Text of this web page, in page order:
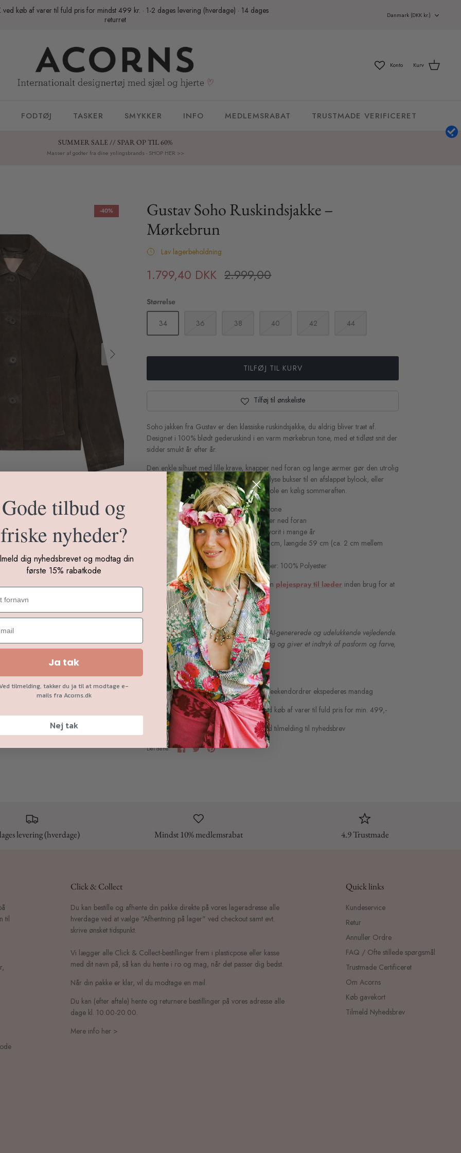
køb af varer til fuld pris for mindst 499 kr. · 1-2 dages levering (hverdage) · 14 dages
returret
Valuta
Danmark (DKK kr.)
Konto Kurv
FODTØJ TASKER SMYKKER INFO MEDLEMSRABAT TRUSTMADE VERIFICERET
SUMMER SALE // SPAR OP TIL 60%
Masser af godter fra dine ynlingsbrands - SHOP HER >>
-40%
Gustav Soho Ruskindsjakke –
Mørkebrun
Lav lagerbeholdning
1.799,40 DKK 2.999,00
Størrelse
34 36 38 40 42 44
TILFØJ TIL KURV
Tilføj til ønskeliste
Soho jakken fra Gustav er den klassiske ruskindsjakke, du aldrig bliver træt af.
Designet i 100% blødt gederuskind i en varm mørkebrun tone, med et tidløst snit der
sidder smukt år efter år.
Den enkle silhuet med lille krave, knapper ned foran og lange ærmer gør den utrolig
alsidig — kast den over en hvid t-shirt og lyse bukser til en afslappet bylook, eller
brug den som det elegante lag over en kjole en kølig sommeraften.
100% gedesuede i varm mole-brun tone
Klassisk snit med lille krave og knapper ned foran
Tidløs og alsidig — en garderobefavorit i mange år
Mål: Str. 36 — tværs over brystet 49 cm, længde 59 cm (ca. 2 cm mellem
størrelserne)
Materiale: 100% Gede ruskind — Foer: 100% Polyester
Vi anbefaler at imprægnere jakken med en plejespray til læder inden brug for at
forlænge levetiden.
Gustav størrelsesguide >
Billederne med model på denne style er AI-genererede og udelukkende vejledende.
De er skabt for at give inspiration til styling og giver et indtryk af pasform og farve,
men kan afvige fra det faktiske produkt.
1-2 dages levering på hverdage / Weekendordrer ekspederes mandag
Gratis levering til pakkeshop i DK ved køb af varer til fuld pris for min. 499,-
10-15% rabat på varer til fuld pris ved tilmelding til nyhedsbrev
Del dette: Del TweetPin
levering (hverdage) Mindst 10% medlemsrabat 4.9 Trustmade
til
Click & Collect
Du kan bestille og afhente din pakke direkte på vores lageradresse alle
hverdage ved at vælge "Afhentning på lager" ved checkout samt evt.
skrive ønsket tidspunkt.
Vi lægger alle Click & Collect-bestillinger frem i plasticpose eller kasse
med dit navn på, så kan du hente i ro og mag, når det passer dig bedst.
Når din pakke er klar, vil du modtage en mail.
Du kan (efter aftale) hente og returnere bestillinger på vores adresse alle
dage kl. 10.00-20.00.
Mere info her >
Quick links
Kundeservice
Retur
Annuller Ordre
FAQ / Ofte stillede spørgsmål
Trustmade Certificeret
Om Acorns
Køb gavekort
Tilmeld Nyhedsbrev
Gode tilbud og
friske nyheder?
dig nyhedsbrevet og modtag din
første 15% rabatkode
Ja tak
tilmelding, takker du ja til at modtage e-
mails fra Acorns.dk
Nej tak